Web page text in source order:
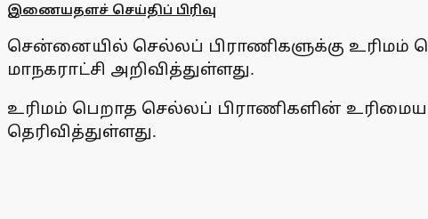
இணையதளச் செய்திப் பிரிவு
சென்னையில் செல்லப் பிராணிகளுக்கு உரிமம்
மாநகராட்சி அறிவித்துள்ளது.
உரிமம் பெறாத செல்லப் பிராணிகளின்
தெரிவித்துள்ளது.